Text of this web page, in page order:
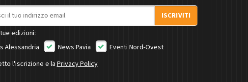
email
ISCRIVITI
edizioni:
Alessandria
News Pavia
Eventi Nord-Ovest
l'iscrizione e laPrivacy Policy